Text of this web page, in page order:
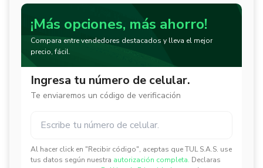
¡Más opciones, más ahorro!
Compara entre vendedores destacados y lleva el mejor
precio, fácil.
Ingresa tu número de celular.
Te enviaremos un código de verificación
Al hacer click en "Recibir código", aceptas que TUL S.A.S. use
tus datos según nuestra autorización completa. Declaras